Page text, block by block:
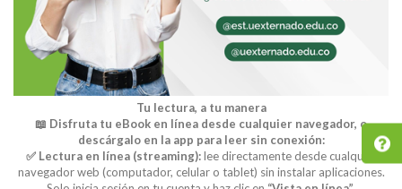
Tu lectura, a tu manera
📖 Disfruta tu eBook en línea desde cualquier navegador, o
descárgalo en la app para leer sin conexión:
✅ Lectura en línea (streaming):lee directamente desde cualquier
navegador web (computador, celular o tablet) sin instalar aplicaciones.